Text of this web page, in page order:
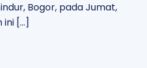
Bogor, pada Jumat,
ini […]